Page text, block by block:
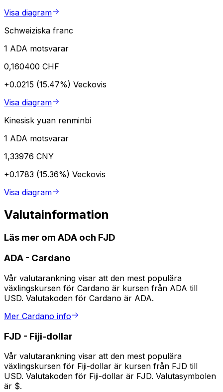
Visa diagram
Schweiziska franc
1 ADA motsvarar
0,160400 CHF
+0.0215 (15.47%) Veckovis
Visa diagram
Kinesisk yuan renminbi
1 ADA motsvarar
1,33976 CNY
+0.1783 (15.36%) Veckovis
Visa diagram
Valutainformation
Läs mer om ADA och FJD
ADA - Cardano
Vår valutarankning visar att den mest populära
växlingskursen för Cardano är kursen från ADA till
USD. Valutakoden för Cardano är ADA.
Mer Cardano info
FJD - Fiji-dollar
Vår valutarankning visar att den mest populära
växlingskursen för Fiji-dollar är kursen från FJD till
USD. Valutakoden för Fiji-dollar är FJD. Valutasymbolen
är $.